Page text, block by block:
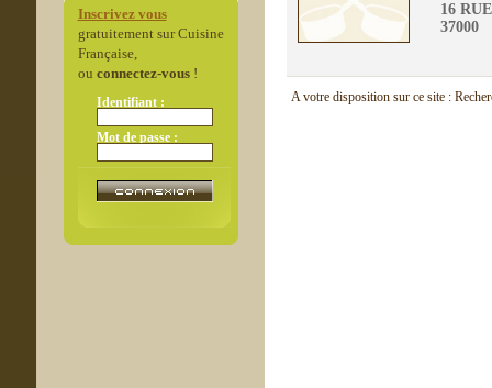
Inscrivez vous
gratuitement sur Cuisine
Française,
ou connectez-vous!
Identifiant :
Mot de passe :
16
37000
A votre disposition sur ce site :